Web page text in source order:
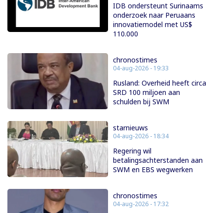
IDB ondersteunt Surinaams
onderzoek naar Peruaans
innovatiemodel met US$
110.000
chronostimes
04-aug-2026 - 19:33
Rusland: Overheid heeft circa
SRD 100 miljoen aan
schulden bij SWM
starnieuws
04-aug-2026 - 18:34
Regering wil
betalingsachterstanden aan
SWM en EBS wegwerken
chronostimes
04-aug-2026 - 17:32